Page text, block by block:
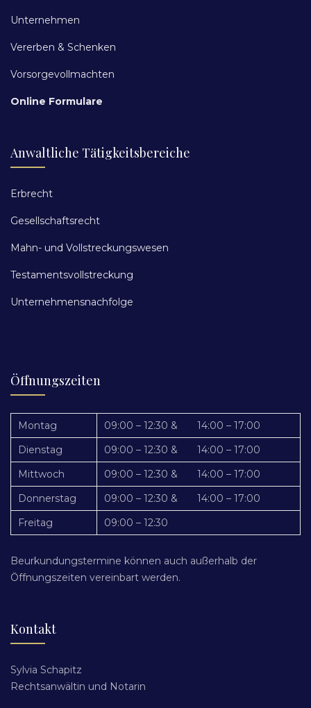
Unternehmen
Vererben & Schenken
Vorsorgevollmachten
Online Formulare
Anwaltliche Tätigkeitsbereiche
Erbrecht
Gesellschaftsrecht
Mahn- und Vollstreckungswesen
Testamentsvollstreckung
Unternehmensnachfolge
Öffnungszeiten
Montag
09:00 – 12:30 & 14:00 – 17:00
Dienstag
09:00 – 12:30 & 14:00 – 17:00
Mittwoch
09:00 – 12:30 & 14:00 – 17:00
Donnerstag
09:00 – 12:30 & 14:00 – 17:00
Freitag
09:00 – 12:30
Beurkundungstermine können auch außerhalb der
Öffnungszeiten vereinbart werden.
Kontakt
Sylvia Schapitz
Rechtsanwältin und Notarin